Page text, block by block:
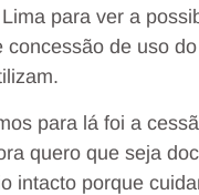
para ver a
concessão de uso
para lá foi a
quero que seja
intacto porque